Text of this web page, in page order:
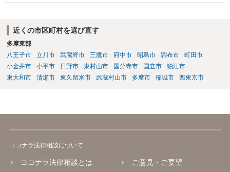
確認してください。 2．メロディーや伴奏の使用について AIボーカル
noの規約が適用されます。有料プランで適法に生成したものであれ
ば、原則として使用可能です。 3．著作権とJASRAC登録について Su
noが商用利用を認めていても、日本法上、その楽曲に著作権が発生す
るとは限りません。AIが自動生成したメロディーや伴奏について、人
の創作的な関与が乏しい場合、著作権が認められない可能性がありま
す。自分で歌い直しただけで、作曲部分の著作権が発生するわけでも
への登録は必須ではありません。登録を希望する場合は、自分が作
重要です。 4．音楽配信やライブについて SpotifyやApple Musicでの
配信、販売、ライブでの歌唱も、Sunoの規約上の商用利用条件を満た
近くの市区町村を選び直す
多摩東部
八王子市
立川市 武蔵野市 三鷹市 府中市 昭島市 調布市
町田市
小金井市
小平市 日野市 東村山市 国分寺市 国立市
狛江市
東大和市
清瀬市 東久留米市 武蔵村山市 多摩市 稲城市 西東京市
ココナラ法律相談について
ココナラ法律相談とは
ご意見・ご要望